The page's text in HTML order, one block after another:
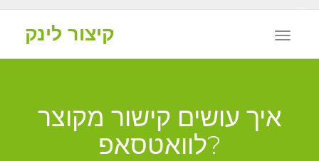
קיצור לינק
Toggle
איך עושים קישור מקוצר
לוואטסאפ?